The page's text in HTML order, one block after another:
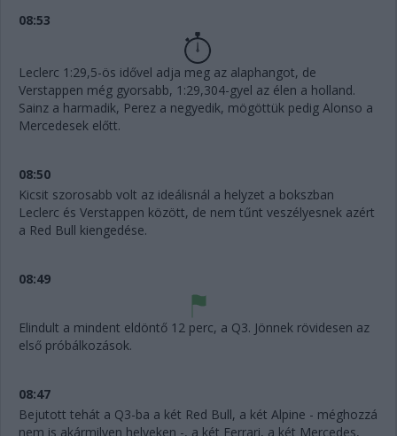
08:53
Leclerc 1:29,5-ös idővel adja meg az alaphangot, de
Verstappen még gyorsabb, 1:29,304-gyel az élen a holland.
Sainz a harmadik, Perez a negyedik, mögöttük pedig Alonso a
Mercedesek előtt.
08:50
Kicsit szorosabb volt az ideálisnál a helyzet a bokszban
Leclerc és Verstappen között, de nem tűnt veszélyesnek azért
a Red Bull kiengedése.
08:49
Elindult a mindent eldöntő 12 perc, a Q3. Jönnek rövidesen az
első próbálkozások.
08:47
Bejutott tehát a Q3-ba a két Red Bull, a két Alpine - méghozzá
nem is akármilyen helyeken -, a két Ferrari, a két Mercedes,